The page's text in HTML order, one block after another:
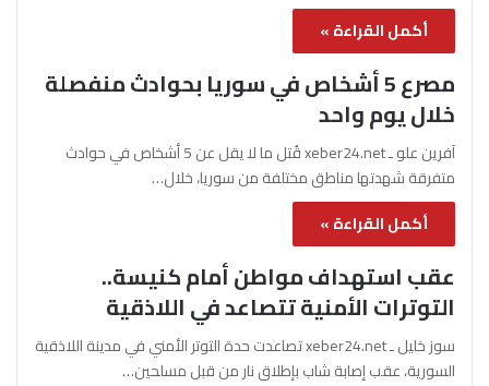
أكمل القراءة »
مصرع 5 أشخاص في سوريا بحوادث منفصلة
خلال يوم واحد
آفرين علو ـ xeber24.net قُتل ما لا يقل عن 5 أشخاص في حوادث
متفرقة شهدتها مناطق مختلفة من سوريا، خلال…
أكمل القراءة »
عقب استهداف مواطن أمام كنيسة..
التوترات الأمنية تتصاعد في اللاذقية
سوز خليل ـ xeber24.net تصاعدت حدة التوتر الأمني في مدينة اللاذقية
السورية، عقب إصابة شاب بإطلاق نار من قبل مسلحين…